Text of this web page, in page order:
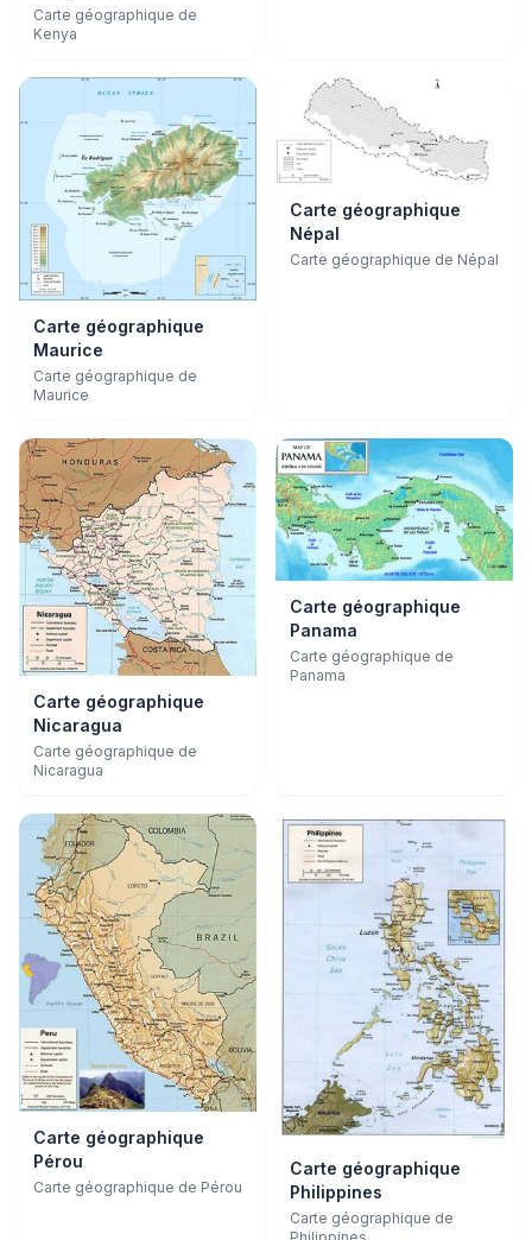
Carte géographique de
Kenya
Carte géographique
Maurice
Carte géographique de
Maurice
Carte géographique
Népal
Carte géographique de Népal
Carte géographique
Nicaragua
Carte géographique de
Nicaragua
Carte géographique
Panama
Carte géographique de
Panama
Carte géographique
Pérou
Carte géographique de Pérou
Carte géographique
Philippines
Carte géographique de